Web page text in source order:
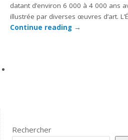
datant d’environ 6 000 à 4 000 ans
illustrée par diverses œuvres d’art.
Continue reading →
Rechercher